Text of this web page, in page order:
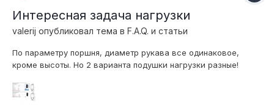
Интересная задача нагрузки
valerij опубликовал тема в F.A.Q. и статьи
По параметру поршня, диаметр рукава все одинаковое,
кроме высоты. Но 2 варианта подушки нагрузки разные!
воздуха - мягче, а оказалось наоборот. разница высоты -
40мм, разница нагрузки - 61кг (0,61кN) Фото взят из сайта